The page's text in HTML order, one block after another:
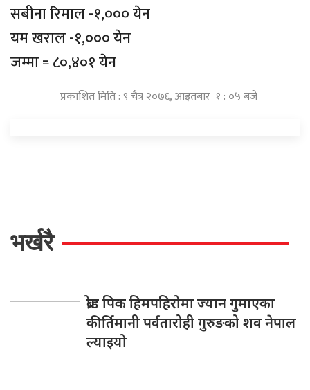
सबीना रिमाल -१,००० येन
यम खराल -१,००० येन
जम्मा = ८०,४०१ येन
प्रकाशित मिति : ९ चैत्र २०७६, आइतबार १ : ०५ बजे
भर्खरै
ब्रोड पिक हिमपहिरोमा ज्यान गुमाएका
कीर्तिमानी पर्वतारोही गुरुङको शव नेपाल
ल्याइयो